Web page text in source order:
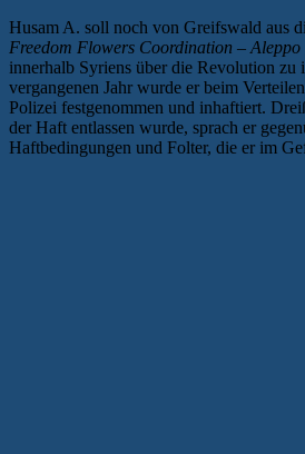
Husam A. soll noch von Greifswald aus
Freedom Flowers Coordination – Aleppo
innerhalb Syriens über die Revolution zu
vergangenen Jahr wurde er beim
Polizei festgenommen und inhaftiert.
der Haft entlassen wurde, sprach er
Haftbedingungen und Folter, die er im